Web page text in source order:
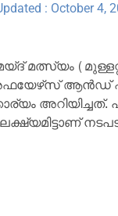
: October 4,
മത്സ്യം
അഫയേഴ്‌സ്
അറിയിച്ചത്.